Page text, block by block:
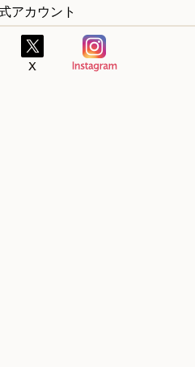
アカウント